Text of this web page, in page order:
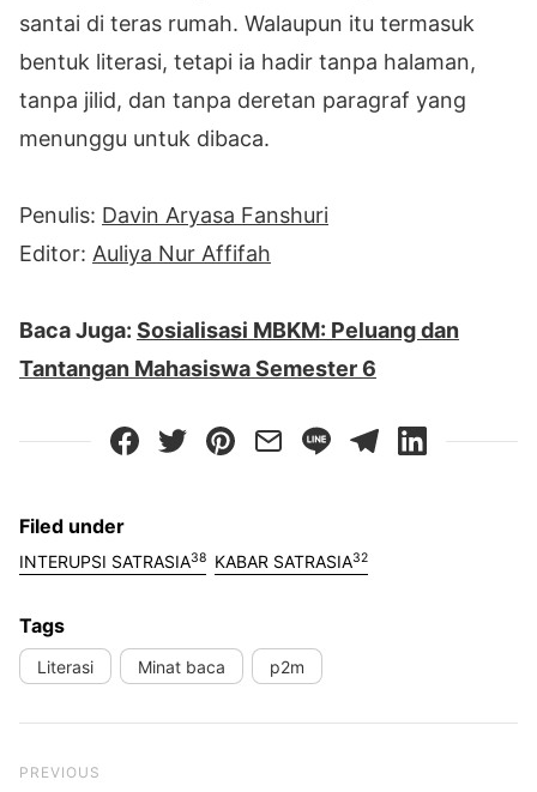
santai di teras rumah. Walaupun itu termasuk
bentuk literasi, tetapi ia hadir tanpa halaman,
tanpa jilid, dan tanpa deretan paragraf yang
menunggu untuk dibaca.
Penulis: Davin Aryasa Fanshuri
Editor: Auliya Nur Affifah
Baca Juga: Sosialisasi MBKM: Peluang dan
Tantangan Mahasiswa Semester 6
Filed under
INTERUPSI SATRASIA38 KABAR SATRASIA32
Tags
Literasi Minat baca p2m
Previous Post
PREVIOUS